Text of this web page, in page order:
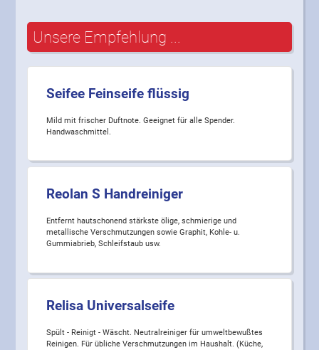
Unsere Empfehlung ...
Seifee Feinseife flüssig
Mild mit frischer Duftnote. Geeignet für alle Spender.
Handwaschmittel.
Reolan S Handreiniger
Entfernt hautschonend stärkste ölige, schmierige und
metallische Verschmutzungen sowie Graphit, Kohle- u.
Gummiabrieb, Schleifstaub usw.
Relisa Universalseife
Spült - Reinigt - Wäscht. Neutralreiniger für umweltbewußtes
Reinigen. Für übliche Verschmutzungen im Haushalt. (Küche,